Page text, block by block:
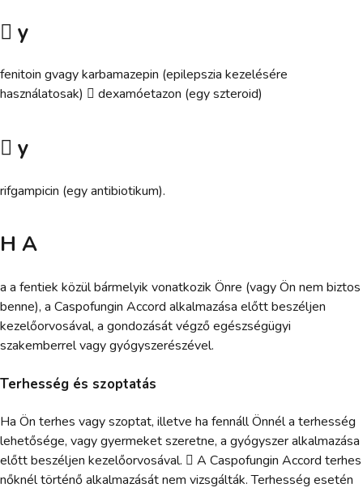
 y
fenitoin gvagy karbamazepin (epilepszia kezelésére
használatosak)  dexamóetazon (egy szteroid)
 y
rifgampicin (egy antibiotikum).
H A
a a fentiek közül bármelyik vonatkozik Önre (vagy Ön nem biztos
benne), a Caspofungin Accord alkalmazása előtt beszéljen
kezelőorvosával, a gondozását végző egészségügyi
szakemberrel vagy gyógyszerészével.
Terhesség és szoptatás
Ha Ön terhes vagy szoptat, illetve ha fennáll Önnél a terhesség
lehetősége, vagy gyermeket szeretne, a gyógyszer alkalmazása
előtt beszéljen kezelőorvosával.  A Caspofungin Accord terhes
nőknél történő alkalmazását nem vizsgálták. Terhesség esetén